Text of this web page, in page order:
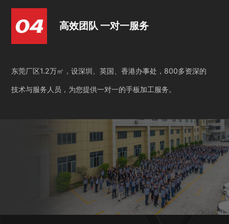
高效团队 一对一服务
东莞厂区1.2万㎡，设深圳、英国、香港办事处，800多资深的
技术与服务人员，为您提供一对一的手板加工服务。